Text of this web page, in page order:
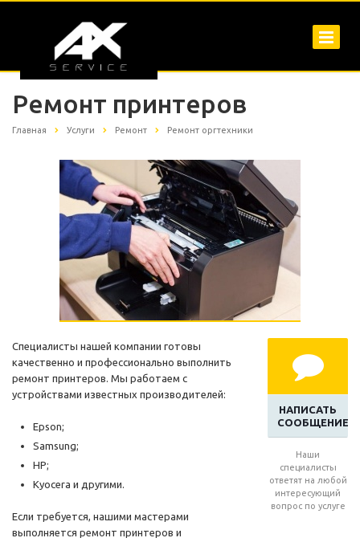
Ремонт принтеров
Главная Услуги Ремонт Ремонт оргтехники
НАПИСАТЬ
СООБЩЕНИЕ
Наши
специалисты
ответят на любой
интересующий
вопрос по услуге
Специалисты нашей компании готовы
качественно и профессионально выполнить
ремонт принтеров. Мы работаем с
устройствами известных производителей:
Epson;
Samsung;
HP;
Kyocera и другими.
Если требуется, нашими мастерами
выполняется ремонт принтеров и